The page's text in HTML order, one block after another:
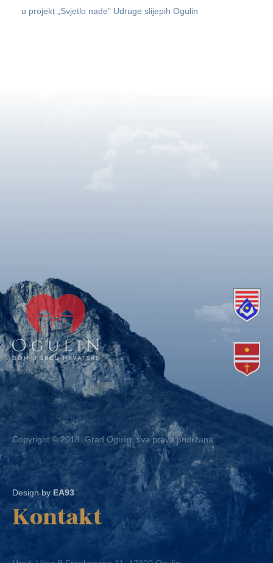
u projekt „Svjetlo nade” Udruge slijepih Ogulin
Copyright © 2018. Grad Ogulin, sva prava pridržana.
Design byEA93
Kontakt
Ured: Ulica B.Frankopana 11, 47300 Ogulin